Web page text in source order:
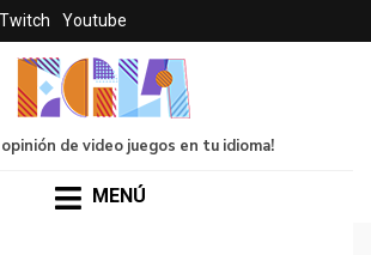
Twitch Youtube
opinión de video juegos en tu idioma!
MENÚ